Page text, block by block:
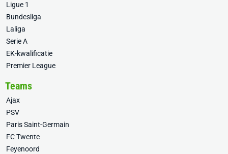
Ligue 1
Bundesliga
Laliga
Serie A
EK-kwalificatie
Premier League
Teams
Ajax
PSV
Paris Saint-Germain
FC Twente
Feyenoord